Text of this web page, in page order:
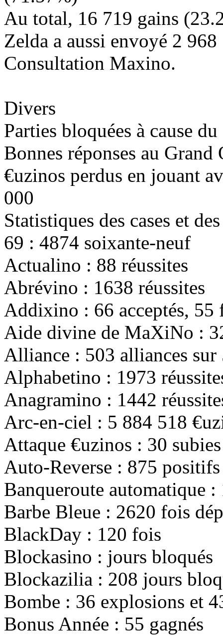
Au total, 16 719 gains (
Zelda a aussi envoyé 2 968
Consultation Maxino.
Divers
Parties bloquées à cause
Bonnes réponses au
€uzinos perdus en jouant
000
Statistiques des cases et
69 : 4874 soixante-neuf
Actualino : 88 réussites
Abrévino : 1638 réussites
Addixino : 66 acceptés, 55
Aide divine de MaXiNo :
Alliance : 503 alliances sur
Alphabetino : 1973
Anagramino : 1442
Arc-en-ciel : 5 884 518
Attaque €uzinos : 30 subies
Auto-Reverse : 875
Banqueroute automatique :
Barbe Bleue : 2620 fois
BlackDay : 120 fois
Blockasino : jours bloqués
Blockazilia : 208 jours
Bombe : 36 explosions et
Bonus Année : 55 gagnés